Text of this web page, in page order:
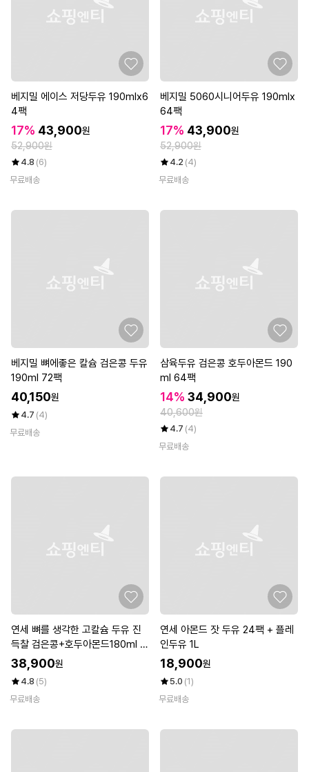
베지밀 에이스 저당두유 190mlx6
4팩
17% 43,900원
52,900원
4.8 (6)
무료배송
베지밀 5060시니어두유 190mlx
64팩
17% 43,900원
52,900원
4.2 (4)
무료배송
베지밀 뼈에좋은 칼슘 검은콩 두유
190ml 72팩
40,150원
4.7 (4)
무료배송
삼육두유 검은콩 호두아몬드 190
ml 64팩
14% 34,900원
40,600원
4.7 (4)
무료배송
연세 뼈를 생각한 고칼슘 두유 진
득찰 검은콩+호두아몬드180ml X
96팩
38,900원
4.8 (5)
무료배송
연세 아몬드 잣 두유 24팩 + 플레
인두유 1L
18,900원
5.0 (1)
무료배송